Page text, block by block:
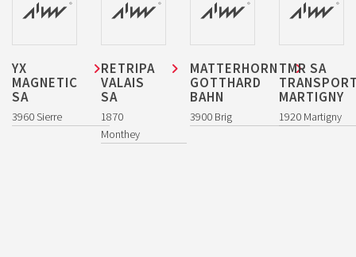
YX
MAGNETIC
SA
3960 Sierre
RETRIPA
VALAIS
SA
1870
Monthey
MATTERHORN
GOTTHARD
BAHN
3900 Brig
TMR SA
MARTIGNY
1920 Martigny
CONTACT
CH – 1950 SION
T079 324 06 03